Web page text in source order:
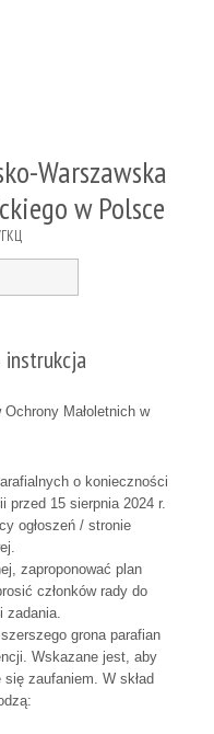
Warszawska
w Polsce
instrukcja
Małoletnich w
o konieczności
przed 15 sierpnia 2024 r.
ogłoszeń / stronie
zaproponować plan
członków rady do
zadania.
grona parafian
Wskazane jest, aby
zaufaniem. W skład